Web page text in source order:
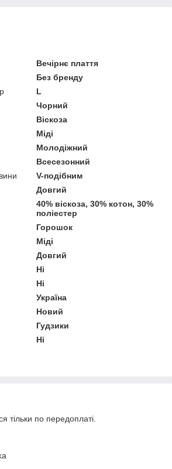
Вечірнє плаття
Без бренду
L
Чорний
Віскоза
Міді
Молодіжний
Всесезонний
V-подібним
Довгий
40% віскоза, 30% котон, 30%
поліестер
Горошок
Міді
Довгий
Ні
Ні
Україна
Новий
Гудзики
Ні
тільки по передоплаті.